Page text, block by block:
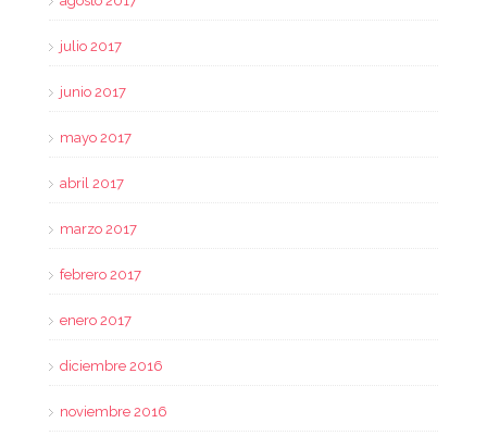
julio 2017
junio 2017
mayo 2017
abril 2017
marzo 2017
febrero 2017
enero 2017
diciembre 2016
noviembre 2016